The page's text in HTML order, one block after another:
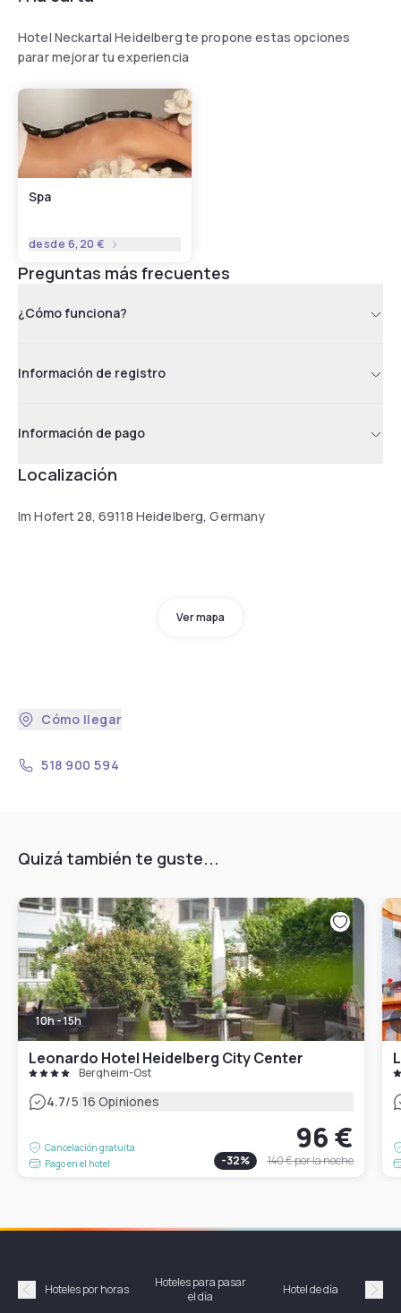
Hotel Neckartal Heidelberg te propone estas opciones
parar mejorar tu experiencia
Spa
desde 6,20 €
Preguntas más frecuentes
¿Cómo funciona?
Información de registro
Información de pago
Localización
Im Hofert 28, 69118 Heidelberg, Germany
Ver mapa
Cómo llegar
518 900 594
Quizá también te guste...
10h - 15h
Leonardo Hotel Heidelberg City Center
Bergheim-Ost
4.7/5|16 Opiniones
Cancelación gratuita
Pago en el hotel
96 €
-32% 140 €por la noche
Précédent
Hoteles por horas
Hoteles para pasar
el día
Hotel de día